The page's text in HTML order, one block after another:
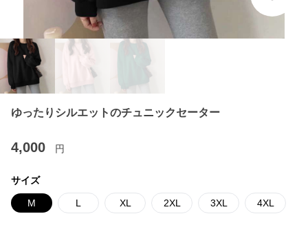
ゆったりシルエットのチュニックセーター
4,000 円
サイズ
M L XL 2XL 3XL 4XL